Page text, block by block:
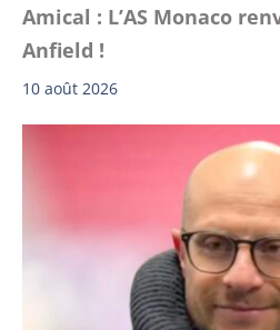
Amical : L’AS Monaco
Anfield !
10 août 2026